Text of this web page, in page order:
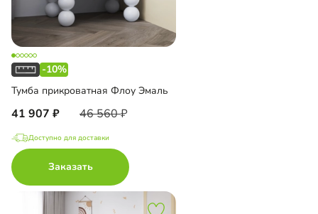
-10%
Тумба прикроватная Флоу Эмаль
41 907 46 560
Доступно для доставки
Заказать